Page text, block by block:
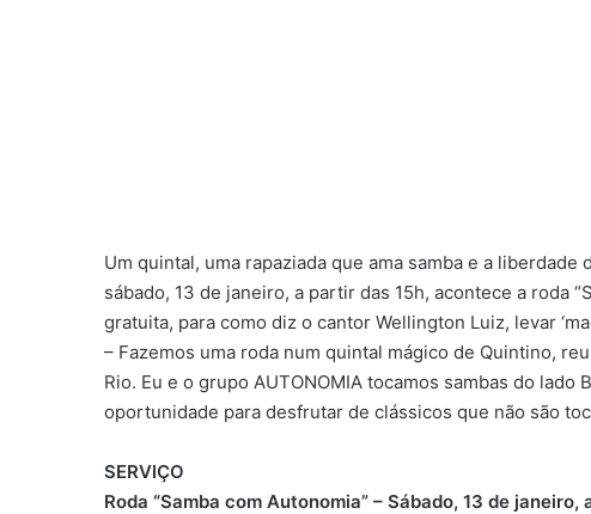
Um quintal, uma rapaziada que ama samba e a
sábado, 13 de janeiro, a partir das 15h, acontece a roda
gratuita, para como diz o cantor Wellington Luiz, levar
– Fazemos uma roda num quintal mágico de Quintino,
Rio. Eu e o grupo AUTONOMIA tocamos sambas do
oportunidade para desfrutar de clássicos que não são
SERVIÇO
Roda “Samba com Autonomia” – Sábado, 13 de